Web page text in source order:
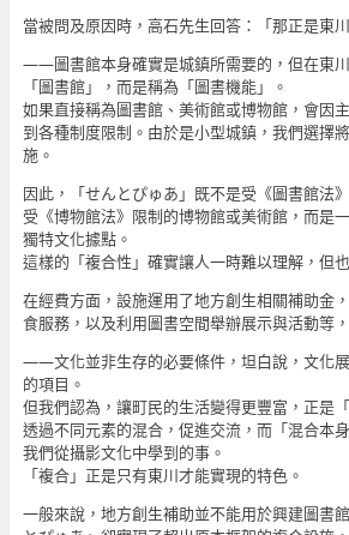
當被問及原因時，高石先生回答：「那正是東川
——圖書館本身確實是城鎮所需要的，但在東
「圖書館」，而是稱為「圖書機能」。
如果直接稱為圖書館、美術館或博物館，會因
到各種制度限制。由於是小型城鎮，我們選擇
施。
因此，「せんとぴゅあ」既不是受《圖書館法
受《博物館法》限制的博物館或美術館，而是
獨特文化據點。
這樣的「複合性」確實讓人一時難以理解，但
在經費方面，設施運用了地方創生相關補助金
食服務，以及利用圖書空間舉辦展示與活動等
——文化並非生存的必要條件，坦白說，文化
的項目。
但我們認為，讓町民的生活變得更豐富，正是
透過不同元素的混合，促進交流，而「混合
我們從攝影文化中學到的事。
「複合」正是只有東川才能實現的特色。
一般來說，地方創生補助並不能用於興建圖書